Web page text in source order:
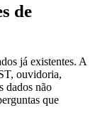
de
já existentes. A
ouvidoria,
dados não
que